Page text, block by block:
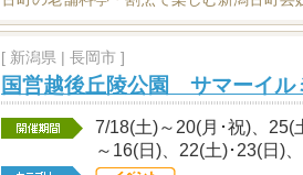
[ 新潟県 | 長岡市 ]
国営越後丘陵公園 サマーイル
7/18(土)～20(月･祝)、25(
～16(日)、22(土)･23(日)